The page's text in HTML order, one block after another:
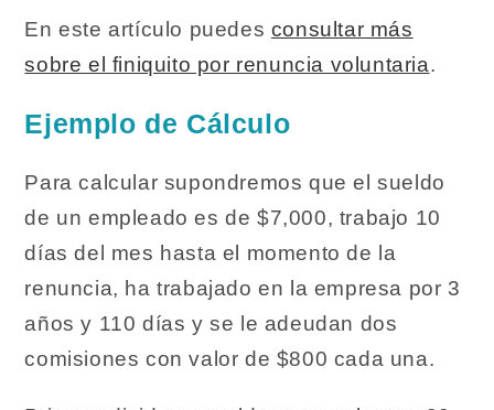
En este artículo puedes consultar más
sobre el finiquito por renuncia voluntaria.
Ejemplo de Cálculo
Para calcular supondremos que el sueldo
de un empleado es de $7,000, trabajo 10
días del mes hasta el momento de la
renuncia, ha trabajado en la empresa por 3
años y 110 días y se le adeudan dos
comisiones con valor de $800 cada una.